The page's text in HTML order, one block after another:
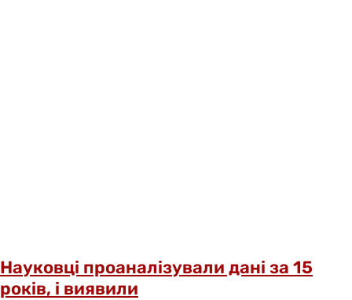
Науковці проаналізували дані за 15
років, і виявили